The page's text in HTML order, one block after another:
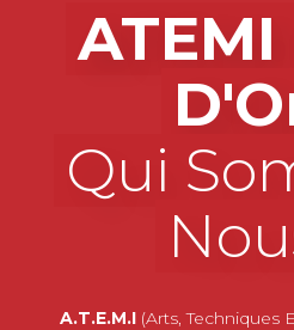
Qui
A.T.E.M.I (Arts, Techniques